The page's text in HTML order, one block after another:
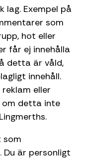
lag. Exempel på
som
hot eller
får ej innehålla
detta är våld,
innehåll.
eller
om detta inte
som
Du är personligt